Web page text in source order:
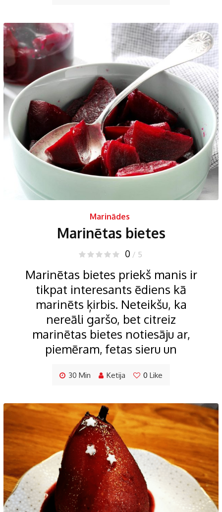
Marinādes
Marinētas bietes
0 / 5
Marinētas bietes priekš manis ir
tikpat interesants ēdiens kā
marinēts ķirbis. Neteikšu, ka
nereāli garšo, bet citreiz
marinētas bietes notiesāju ar,
piemēram, fetas sieru un
30 Min Ketija 0 Like